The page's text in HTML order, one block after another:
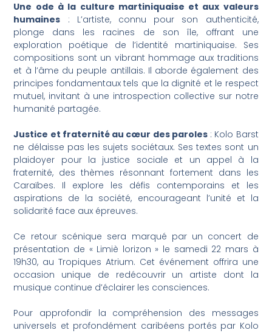
Une ode à la culture martiniquaise et aux valeurs
humaines : L’artiste, connu pour son authenticité,
plonge dans les racines de son île, offrant une
exploration poétique de l’identité martiniquaise. Ses
compositions sont un vibrant hommage aux traditions
et à l’âme du peuple antillais. Il aborde également des
principes fondamentaux tels que la dignité et le respect
mutuel, invitant à une introspection collective sur notre
humanité partagée.
Justice et fraternité au cœur des paroles: Kolo Barst
ne délaisse pas les sujets sociétaux. Ses textes sont un
plaidoyer pour la justice sociale et un appel à la
fraternité, des thèmes résonnant fortement dans les
Caraïbes. Il explore les défis contemporains et les
aspirations de la société, encourageant l’unité et la
solidarité face aux épreuves.
Ce retour scénique sera marqué par un concert de
présentation de « Limiè lorizon » le samedi 22 mars à
19h30, au Tropiques Atrium. Cet événement offrira une
occasion unique de redécouvrir un artiste dont la
musique continue d’éclairer les consciences.
Pour approfondir la compréhension des messages
universels et profondément caribéens portés par Kolo